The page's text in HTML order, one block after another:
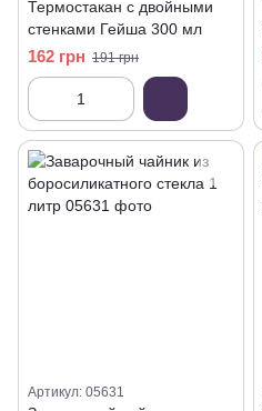
Термостакан с двойными
стенками Гейша 300 мл
162 грн 191 грн
Артикул: 05631